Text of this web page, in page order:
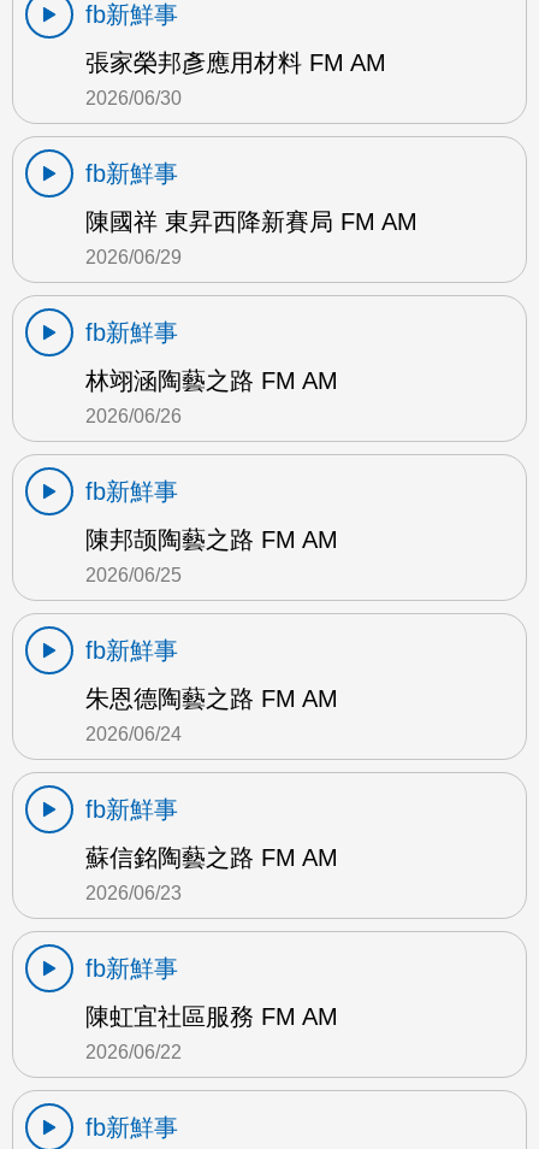
fb新鮮事
張家榮邦彥應用材料 FM AM
2026/06/30
fb新鮮事
陳國祥 東昇西降新賽局 FM AM
2026/06/29
fb新鮮事
林翊涵陶藝之路 FM AM
2026/06/26
fb新鮮事
陳邦颉陶藝之路 FM AM
2026/06/25
fb新鮮事
朱恩德陶藝之路 FM AM
2026/06/24
fb新鮮事
蘇信銘陶藝之路 FM AM
2026/06/23
fb新鮮事
陳虹宜社區服務 FM AM
2026/06/22
fb新鮮事